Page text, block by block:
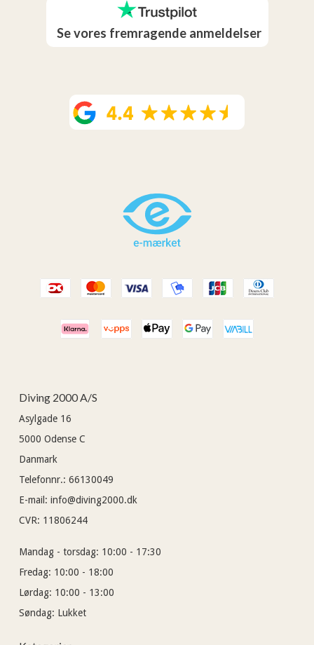
Se vores fremragende anmeldelser
Diving 2000 A/S
Asylgade 16
5000 Odense C
Danmark
Telefonnr.: 66130049
E-mail : info@diving2000.dk
CVR: 11806244
Mandag - torsdag: 10:00 - 17:30
Fredag: 10:00 - 18:00
Lørdag: 10:00 - 13:00
Søndag: Lukket